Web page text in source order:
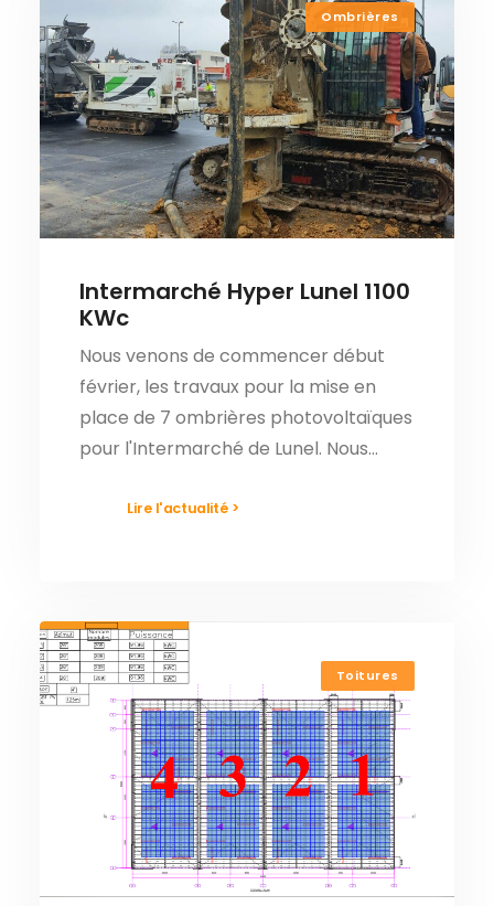
Ombrières
Intermarché Hyper Lunel 1100
KWc
Nous venons de commencer début
février, les travaux pour la mise en
place de 7 ombrières photovoltaïques
pour l'Intermarché de Lunel. Nous…
Lire l'actualité >
Toitures